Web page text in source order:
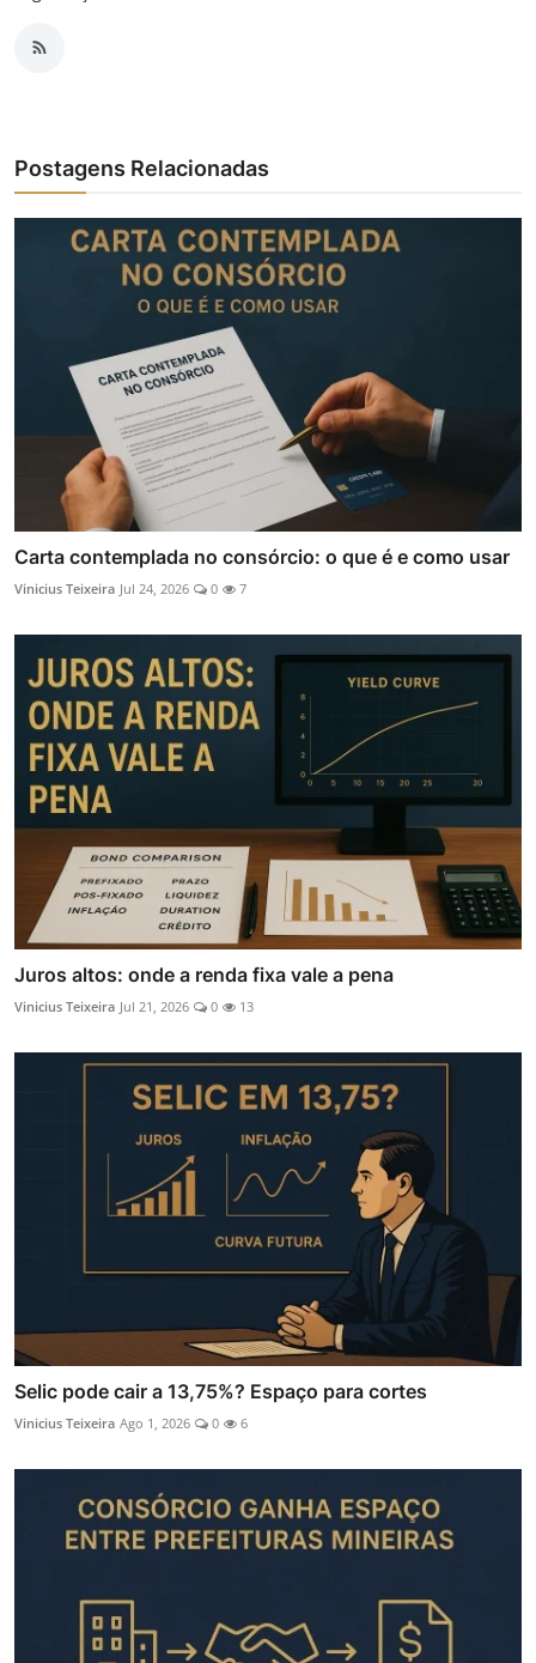
Postagens Relacionadas
Carta contemplada no consórcio: o que é e como usar
Vinicius Teixeira Jul 24, 2026 0 7
Juros altos: onde a renda fixa vale a pena
Vinicius Teixeira Jul 21, 2026 0 13
Selic pode cair a 13,75%? Espaço para cortes
Vinicius Teixeira Ago 1, 2026 0 6